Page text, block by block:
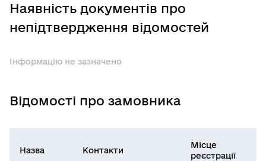
Наявність документів про
непідтвердження відомостей
Інформацію не зазначено
Відомості про замовника
Назва Контакти
Місце
реєстрації